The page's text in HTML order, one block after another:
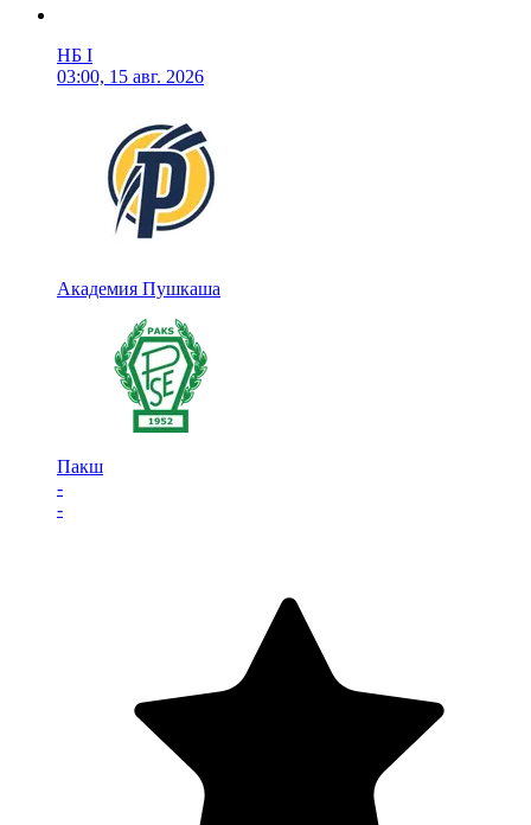
НБ I
03:00, 15 авг. 2026
Академия Пушкаша
Пакш
-
-